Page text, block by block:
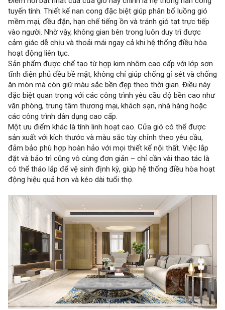
tuyến tính. Thiết kế nan cong đặc biệt giúp phân bổ luồng gió
mềm mại, đều đặn, hạn chế tiếng ồn và tránh gió tạt trực tiếp
vào người. Nhờ vậy, không gian bên trong luôn duy trì được
cảm giác dễ chịu và thoải mái ngay cả khi hệ thống điều hòa
hoạt động liên tục.
Sản phẩm được chế tạo từ hợp kim nhôm cao cấp với lớp sơn
tĩnh điện phủ đều bề mặt, không chỉ giúp chống gỉ sét và chống
ăn mòn mà còn giữ màu sắc bền đẹp theo thời gian. Điều này
đặc biệt quan trọng với các công trình yêu cầu độ bền cao như
văn phòng, trung tâm thương mại, khách sạn, nhà hàng hoặc
các công trình dân dụng cao cấp.
Một ưu điểm khác là tính linh hoạt cao. Cửa gió có thể được
sản xuất với kích thước và màu sắc tùy chỉnh theo yêu cầu,
đảm bảo phù hợp hoàn hảo với mọi thiết kế nội thất. Việc lắp
đặt và bảo trì cũng vô cùng đơn giản – chỉ cần vài thao tác là
có thể tháo lắp để vệ sinh định kỳ, giúp hệ thống điều hòa hoạt
động hiệu quả hơn và kéo dài tuổi thọ.